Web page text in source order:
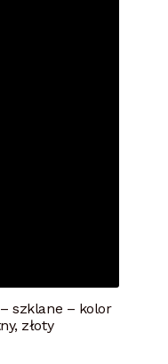
szklane – kolor
złoty